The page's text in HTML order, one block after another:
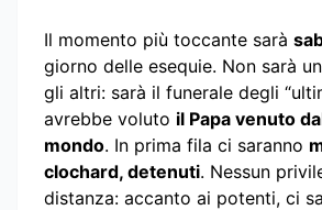
Il momento più toccante sarà
giorno delle esequie. Non sarà
gli altri: sarà il funerale degli
avrebbe voluto il Papa venuto
mondo. In prima fila ci saranno
clochard, detenuti. Nessun
distanza: accanto ai potenti, ci